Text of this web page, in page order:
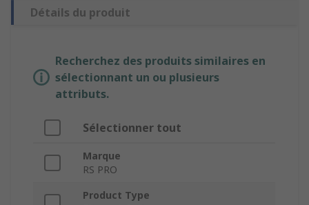
Détails du produit
Recherchez des produits similaires en
sélectionnant un ou plusieurs
attributs.
Sélectionner tout
Marque
RS PRO
Product Type